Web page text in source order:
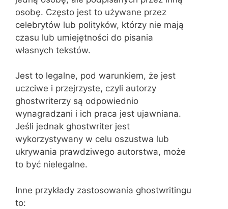
osobę. Często jest to używane przez
celebrytów lub polityków, którzy nie mają
czasu lub umiejętności do pisania
własnych tekstów.
Jest to legalne, pod warunkiem, że jest
uczciwe i przejrzyste, czyli autorzy
ghostwriterzy są odpowiednio
wynagradzani i ich praca jest ujawniana.
Jeśli jednak ghostwriter jest
wykorzystywany w celu oszustwa lub
ukrywania prawdziwego autorstwa, może
to być nielegalne.
Inne przykłady zastosowania ghostwritingu
to: